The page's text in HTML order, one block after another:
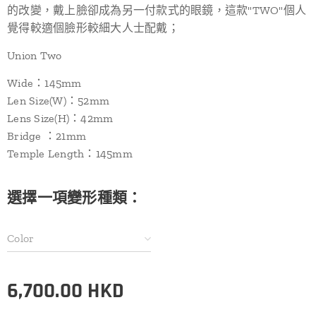
的改變，戴上臉卻成為另一付款式的眼鏡，這款"TWO"個人
覺得較適個臉形較細大人士配戴；
Union Two
Wide：145mm
Len Size(W)：52mm
Lens Size(H)：42mm
Bridge ：21mm
Temple Length：145mm
選擇一項變形種類：
Color
6,700.00 HKD